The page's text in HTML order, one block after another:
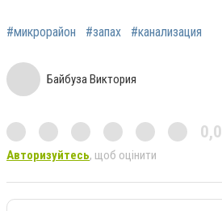
#микрорайон #запах #канализация
Байбуза Виктория
0,0
Авторизуйтесь, щоб оцінити